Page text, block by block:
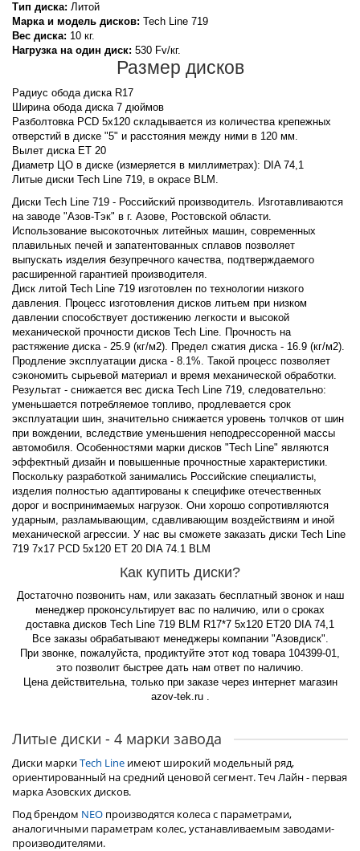
Тип диска: Литой
Марка и модель дисков: Tech Line 719
Вес диска: 10 кг.
Нагрузка на один диск: 530 Fv/кг.
Размер дисков
Радиус обода диска R17
Ширина обода диска 7 дюймов
Разболтовка PCD 5x120 складывается из количества крепежных
отверстий в диске "5" и расстояния между ними в 120 мм.
Вылет диска ET 20
Диаметр ЦО в диске (измеряется в миллиметрах): DIA 74,1
Литые диски Tech Line 719, в окрасе BLM.
Диски Tech Line 719 - Российский производитель. Изготавливаются
на заводе "Азов-Тэк" в г. Азове, Ростовской области.
Использование высокоточных литейных машин, современных
плавильных печей и запатентованных сплавов позволяет
выпускать изделия безупречного качества, подтверждаемого
расширенной гарантией производителя.
Диск литой Tech Line 719 изготовлен по технологии низкого
давления. Процесс изготовления дисков литьем при низком
давлении способствует достижению легкости и высокой
механической прочности дисков Tech Line. Прочность на
растяжение диска - 25.9 (кг/м2). Предел сжатия диска - 16.9 (кг/м2).
Продление эксплуатации диска - 8.1%. Такой процесс позволяет
сэкономить сырьевой материал и время механической обработки.
Результат - снижается вес диска Tech Line 719, следовательно:
уменьшается потребляемое топливо, продлевается срок
эксплуатации шин, значительно снижается уровень толчков от шин
при вождении, вследствие уменьшения неподрессоренной массы
автомобиля. Особенностями марки дисков "Tech Line" являются
эффектный дизайн и повышенные прочностные характеристики.
Поскольку разработкой занимались Российские специалисты,
изделия полностью адаптированы к специфике отечественных
дорог и воспринимаемых нагрузок. Они хорошо сопротивляются
ударным, разламывающим, сдавливающим воздействиям и иной
механической агрессии. У нас вы сможете заказать диски Tech Line
719 7x17 PCD 5x120 ET 20 DIA 74.1 BLM
Как купить диски?
Достаточно позвонить нам, или заказать бесплатный звонок и наш
менеджер проконсультирует вас по наличию, или о сроках
доставка дисков Tech Line 719 BLM R17*7 5x120 ET20 DIA 74,1
Все заказы обрабатывают менеджеры компании "Азовдиск".
При звонке, пожалуйста, продиктуйте этот код товара 104399-01,
это позволит быстрее дать нам ответ по наличию.
Цена действительна, только при заказе через интернет магазин
azov-tek.ru .
Литые диски - 4 марки завода
Диски маркиTech Line имеют широкий модельный ряд,
ориентированный на средний ценовой сегмент. Теч Лайн - первая
марка Азовских дисков.
Под брендом NEO производятся колеса с параметрами,
аналогичными параметрам колес, устанавливаемым заводами-
производителями.